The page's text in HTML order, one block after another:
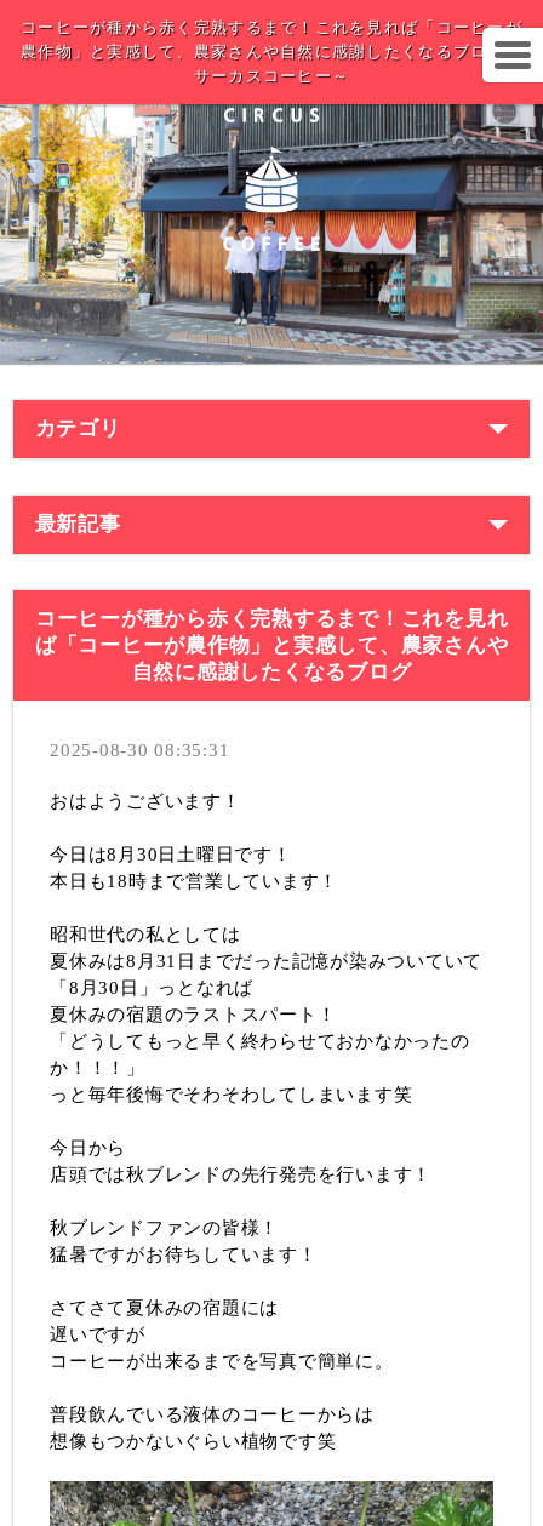
コーヒーが種から赤く完熟するまで！これを見れば「コーヒーが
農作物」と実感して、農家さんや自然に感謝したくなるブログ～
サーカスコーヒー～
カテゴリ
最新記事
コーヒーが種から赤く完熟するまで！これを見れ
ば「コーヒーが農作物」と実感して、農家さんや
自然に感謝したくなるブログ
2025-08-30 08:35:31
おはようございます！
今日は8月30日土曜日です！
本日も18時まで営業しています！
昭和世代の私としては
夏休みは8月31日までだった記憶が染みついていて
「8月30日」っとなれば
夏休みの宿題のラストスパート！
「どうしてもっと早く終わらせておかなかったの
か！！！」
っと毎年後悔でそわそわしてしまいます笑
今日から
店頭では秋ブレンドの先行発売を行います！
秋ブレンドファンの皆様！
猛暑ですがお待ちしています！
さてさて夏休みの宿題には
遅いですが
コーヒーが出来るまでを写真で簡単に。
普段飲んでいる液体のコーヒーからは
想像もつかないぐらい植物です笑